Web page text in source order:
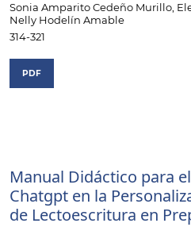
Sonia Amparito Cedeño Murillo,
Nelly Hodelín Amable
314-321
PDF
Manual Didáctico para
Chatgpt en la
de Lectoescritura en